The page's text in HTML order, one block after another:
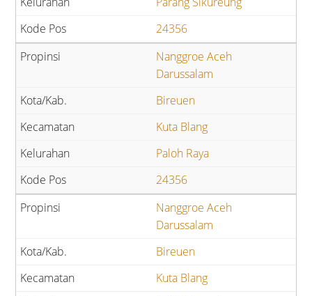
24356
Nanggroe Aceh
Darussalam
Bireuen
Kuta Blang
Paloh Raya
24356
Nanggroe Aceh
Darussalam
Bireuen
Kuta Blang